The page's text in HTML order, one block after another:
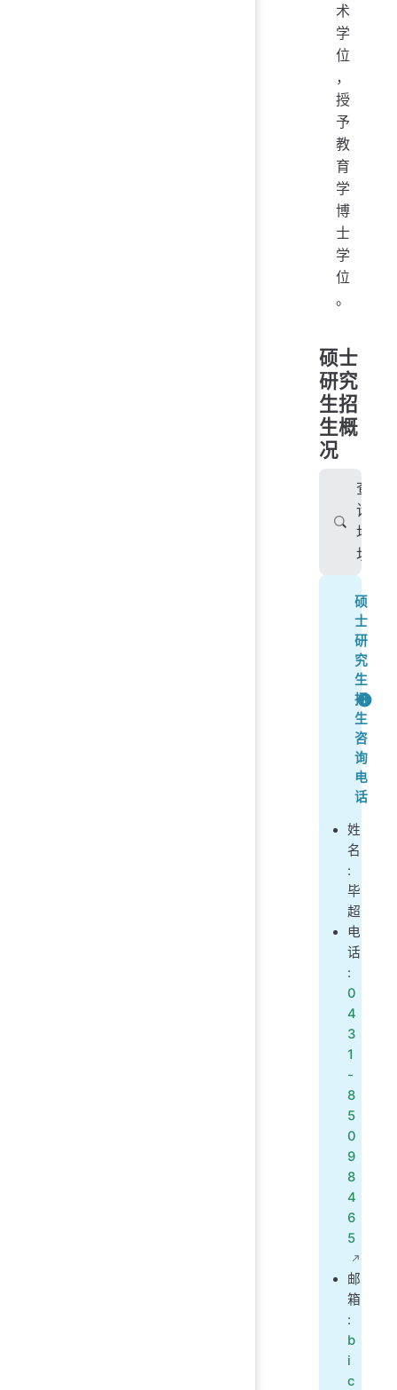
术
学
位
，
授
予
教
育
学
博
士
学
位
。
硕士
研究
生招
生概
况
查
询
地
址
硕
士
研
究
生
招
生
咨
询
电
话
姓
名
:
毕
超
电
话
:
0
4
3
1
-
8
5
0
9
8
4
6
5
邮
箱
:
b
i
c